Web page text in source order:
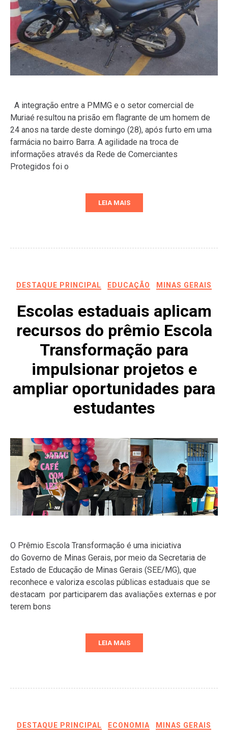
A integração entre a PMMG e o setor comercial de
Muriaé resultou na prisão em flagrante de um homem de
24 anos na tarde deste domingo (28), após furto em uma
farmácia no bairro Barra. A agilidade na troca de
informações através da Rede de Comerciantes
Protegidos foi o
LEIA MAIS
DESTAQUE PRINCIPAL EDUCAÇÃO MINAS GERAIS
Escolas estaduais aplicam
recursos do prêmio Escola
Transformação para
impulsionar projetos e
ampliar oportunidades para
estudantes
O Prêmio Escola Transformação é uma iniciativa
do Governo de Minas Gerais, por meio da Secretaria de
Estado de Educação de Minas Gerais (SEE/MG), que
reconhece e valoriza escolas públicas estaduais que se
destacam por participarem das avaliações externas e por
terem bons
LEIA MAIS
DESTAQUE PRINCIPAL ECONOMIA MINAS GERAIS